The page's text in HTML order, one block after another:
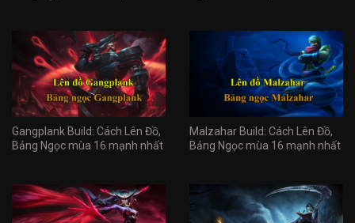
Gangplank Build: Cách Lên Đồ,
Bảng Ngọc mùa 16 mạnh nhất
Malzahar Build: Cách Lên Đồ,
Bảng Ngọc mùa 16 mạnh nhất